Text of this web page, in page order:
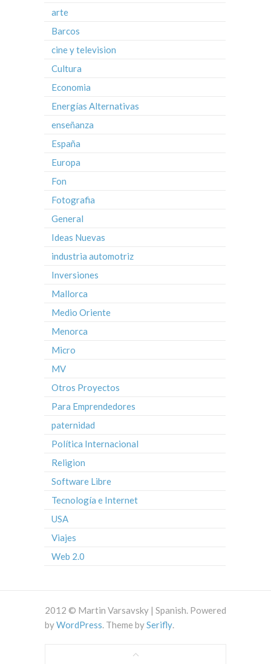
arte
Barcos
cine y television
Cultura
Economia
Energías Alternativas
enseñanza
España
Europa
Fon
Fotografia
General
Ideas Nuevas
industria automotriz
Inversiones
Mallorca
Medio Oriente
Menorca
Micro
MV
Otros Proyectos
Para Emprendedores
paternidad
Política Internacional
Religion
Software Libre
Tecnología e Internet
USA
Viajes
Web 2.0
2012 © Martin Varsavsky | Spanish. Powered
byWordPress. Theme bySerifly.